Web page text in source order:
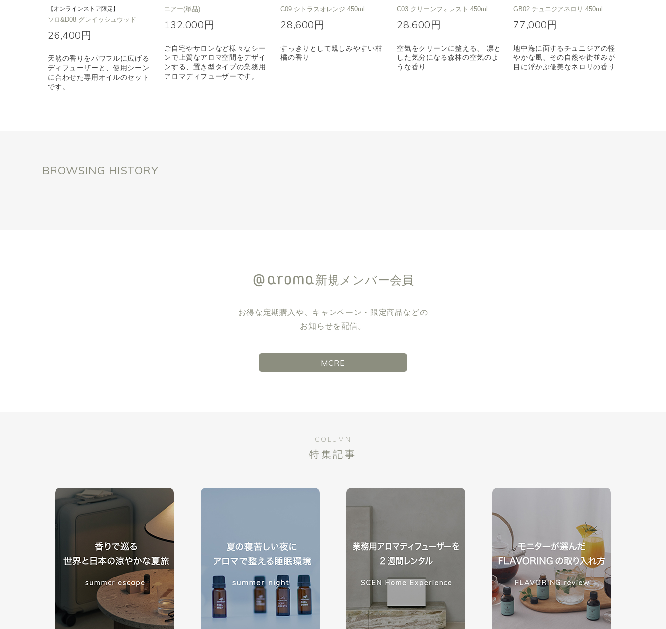
【オンラインストア限定】
ソロ&D08 グレイッシュウッド
26,400円
天然の香りをパワフルに広げる
ディフューザーと、使用シーン
に合わせた専用オイルのセット
です。
エアー(単品)
132,000円
ご自宅やサロンなど様々なシー
ンで上質なアロマ空間をデザイ
ンする、置き型タイプの業務用
アロマディフューザーです。
C09 シトラスオレンジ 450ml
28,600円
すっきりとして親しみやすい柑
橘の香り
C03 クリーンフォレスト 450ml
28,600円
空気をクリーンに整える、 凛と
した気分になる森林の空気のよ
うな香り
GB02 チュニジアネロリ 450ml
77,000円
地中海に面するチュニジアの軽
やかな風、その自然や街並みが
目に浮かぶ優美なネロリの香り
BROWSING HISTORY
新規メンバー会員
お得な定期購入や、キャンペーン・限定商品などの
お知らせを配信。
MORE
COLUMN
特集記事